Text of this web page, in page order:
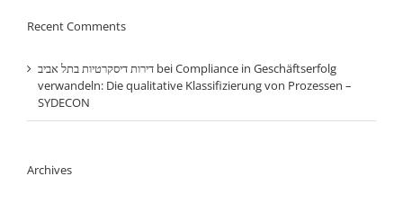
Recent Comments
דירות דיסקרטיות בתל אביב beiCompliance in Geschäftserfolg
verwandeln: Die qualitative Klassifizierung von Prozessen –
SYDECON
Archives